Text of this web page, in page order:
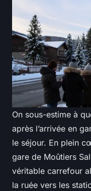
On sous-estime à
après l’arrivée en
le séjour. En plein
gare de Moûtiers
véritable carrefour
la ruée vers les